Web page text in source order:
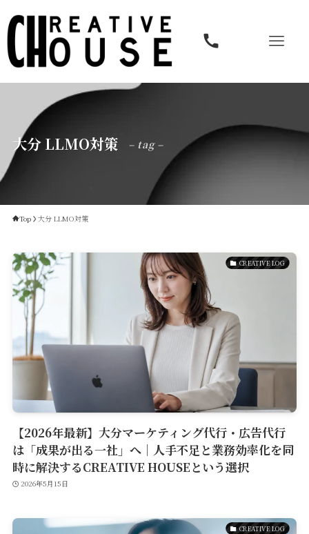
Service
Reservation
公式アプリ
大分 LLMO対策 – tag –
Top 大分 LLMO対策
CREATIVE LOG
【2026年最新】大分マーケティング代行・広告代行
は「成果が出る一社」へ｜人手不足と業務効率化を同
時に解決するCREATIVE HOUSEという選択
2026年5月15日
CREATIVE LOG